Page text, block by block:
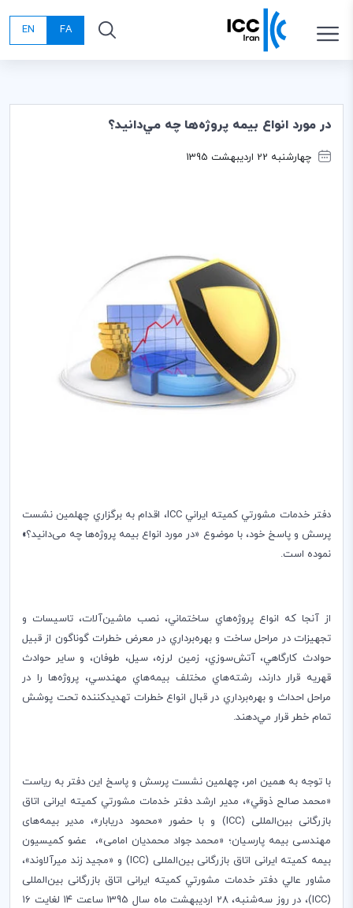
FA
EN
در مورد انواع بيمه پروژه‌ها چه مي‌دانيد؟
چهارشنبه 22 اردیبهشت 1395
دفتر خدمات مشورتي كميته ايرانيICC، اقدام به برگزاري چهلمین نشست
پرسش و پاسخ خود، با موضوع «در مورد انواع بیمه پروژه‌ها چه می‌دانید؟»
نموده است.
از آنجا که انواع پروژه‌هاي ساختماني، نصب ماشين‌آلات، تاسيسات و
تجهيزات در مراحل ساخت و بهره‌برداري در معرض خطرات گوناگون از قبيل
حوادث كارگاهي، آتش‌سوزي، زمين لرزه، سيل، طوفان، و ساير حوادث
قهريه قرار دارند، رشته‌هاي مختلف بيمه‌هاي مهندسي، پروژه‌ها را در
مراحل احداث و بهره‌برداري در قبال انواع خطرات تهديدكننده تحت پوشش
تمام خطر قرار مي‌دهند.
با توجه به همين امر، چهلمین نشست پرسش و پاسخ اين دفتر به رياست
«محمد صالح ذوقي»، مدير ارشد دفتر خدمات مشورتي کمیته ایرانی اتاق
بازرگانی بین‌المللی (ICC) و با حضور «محمود دریابار»، مدیر بیمه‌های
مهندسی بیمه پارسیان؛ «محمد جواد محمدیان امامی»، عضو کمیسیون
بیمه کمیته ایرانی اتاق بازرگانی بین‌المللی (ICC) و «مجيد زند ميرآلاوند»،‌
مشاور عالي دفتر خدمات مشورتي کمیته ایرانی اتاق بازرگانی بین‌المللی
(
ICC
)، در روز سه‌شنبه، 28 اردیبهشت ماه سال 1395 ساعت ۱۴ لغایت ۱۶